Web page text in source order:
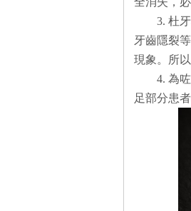
3. 杜
牙齒隱裂
現象。所
4. 為
足部分患